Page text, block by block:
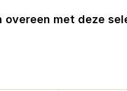
overeen met deze